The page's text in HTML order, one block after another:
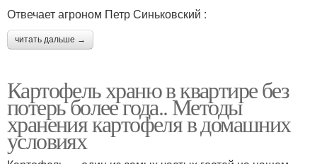
Отвечает агроном Петр Синьковский :
читать дальше →
Картофель храню в квартире без
потерь более года.. Методы
хранения картофеля в домашних
условиях